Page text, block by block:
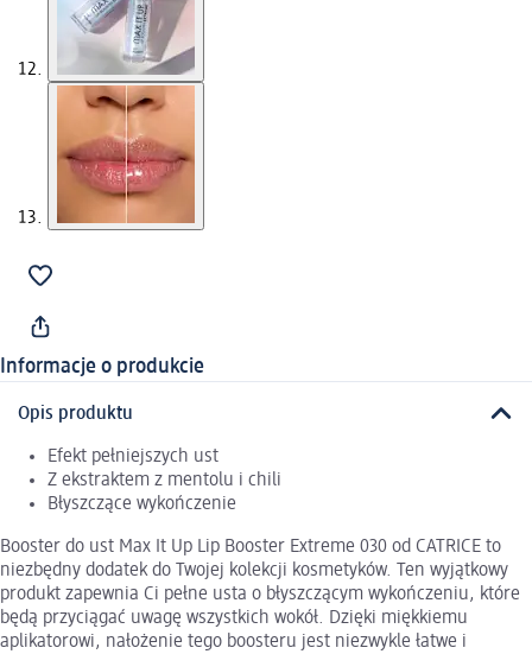
Informacje o produkcie
Opis produktu
Efekt pełniejszych ust
Z ekstraktem z mentolu i chili
Błyszczące wykończenie
Booster do ust Max It Up Lip Booster Extreme 030 od CATRICE to
niezbędny dodatek do Twojej kolekcji kosmetyków. Ten wyjątkowy
produkt zapewnia Ci pełne usta o błyszczącym wykończeniu, które
będą przyciągać uwagę wszystkich wokół. Dzięki miękkiemu
aplikatorowi, nałożenie tego boosteru jest niezwykle łatwe i